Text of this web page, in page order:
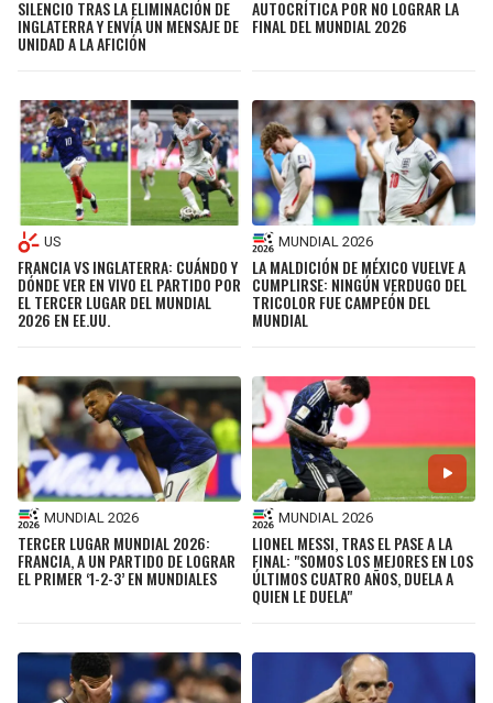
SILENCIO TRAS LA ELIMINACIÓN DE
INGLATERRA Y ENVÍA UN MENSAJE DE
UNIDAD A LA AFICIÓN
AUTOCRÍTICA POR NO LOGRAR LA
FINAL DEL MUNDIAL 2026
US
FRANCIA VS INGLATERRA: CUÁNDO Y
DÓNDE VER EN VIVO EL PARTIDO POR
EL TERCER LUGAR DEL MUNDIAL
2026 EN EE.UU.
MUNDIAL 2026
LA MALDICIÓN DE MÉXICO VUELVE A
CUMPLIRSE: NINGÚN VERDUGO DEL
TRICOLOR FUE CAMPEÓN DEL
MUNDIAL
MUNDIAL 2026
TERCER LUGAR MUNDIAL 2026:
FRANCIA, A UN PARTIDO DE LOGRAR
EL PRIMER ‘1-2-3’ EN MUNDIALES
MUNDIAL 2026
LIONEL MESSI, TRAS EL PASE A LA
FINAL: "SOMOS LOS MEJORES EN LOS
ÚLTIMOS CUATRO AÑOS, DUELA A
QUIEN LE DUELA"